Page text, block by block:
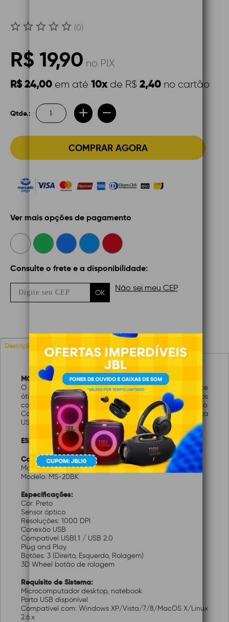
(0)
R$ 19,90 no PIX
R$ 24,00 em até 10xde R$ 2,40 no cartão
Qtde.:
COMPRAR AGORA
Ver mais opções de pagamento
Consulte o frete e a disponibilidade:
OK Não sei meu CEP
Descrição Avaliações
MOUSE C3TECH MS-20BK
O MS-20 e um mouse de fácil configuração que oferece
ótima navegabilidade e precisão ao alcance de todos
com um custo muito acessível para um mouse óptico.
Compatível com Computador PC ou Mac com porta
USB.
ESPECIFICAÇÕES TÉCNICAS
Características:
Marca: C3Tech
Modelo: MS-20BK
Especificações:
Cor: Preto
Sensor óptico
Resoluções: 1000 DPI
Conexão USB
Compatível USB1.1 / USB 2.0
Plug and Play
Botões: 3 (Direito, Esquerdo, Rolagem)
3D Wheel botão de rolagem
Requisito de Sistema:
Microcomputador desktop, notebook
Porta USB disponível
Compatível com: Windows XP/Vista/7/8/MacOS X/Linux
2.6.x